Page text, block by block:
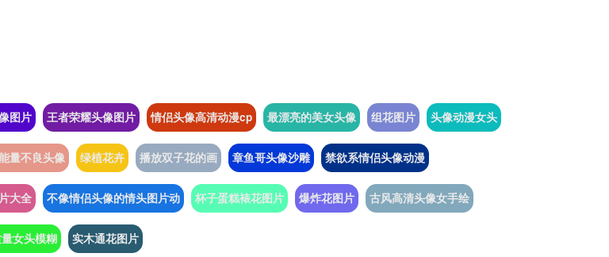
图片 王者荣耀头像图片 情侣头像高清动漫cp 最漂亮的美女头像 组花图片 头像动漫女头
量不良头像 绿植花卉 播放双子花的画 章鱼哥头像沙雕 禁欲系情侣头像动漫
大全 不像情侣头像的情头图片动 杯子蛋糕裱花图片 爆炸花图片 古风高清头像女手绘
女头模糊 实木通花图片